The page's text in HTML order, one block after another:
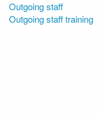
Outgoing staff
Outgoing staff training